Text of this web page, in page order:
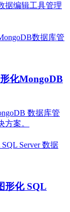
据编辑工具管理
化MongoDB
数据库管
案。
形化 SQL